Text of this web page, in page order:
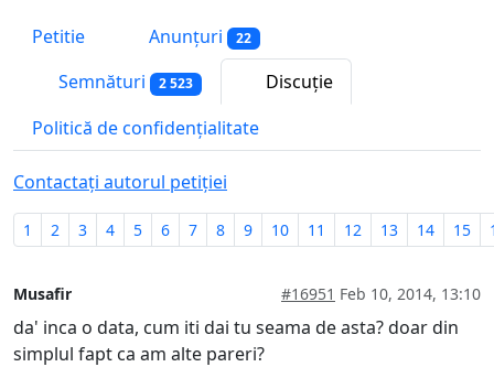
Petitie Anunțuri 22
Semnături 2 523
Discuție
Politică de confidențialitate
Contactați autorul petiției
1 2 3 4 5 6 7 8 9 10 11 12 13 14 15
Musafir #16951 Feb 10, 2014, 13:10
da' inca o data, cum iti dai tu seama de asta? doar din
simplul fapt ca am alte pareri?